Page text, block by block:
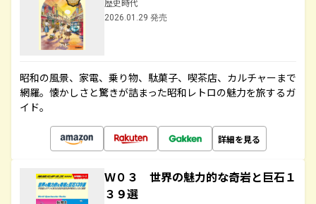
歴史時代
2026.01.29 発売
昭和の風景、家電、乗り物、駄菓子、喫茶店、カルチャーまで
網羅。懐かしさと驚きが詰まった昭和レトロの魅力を旅するガ
イド。
詳細を見る
Ｗ０３ 世界の魅力的な奇岩と巨石１
３９選